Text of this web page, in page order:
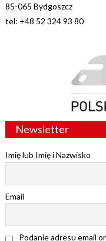
85-065 Bydgoszcz
tel: +48 52 324 93 80
Newsletter
Imię lub Imię i Nazwisko
Email
Podanie adresu email